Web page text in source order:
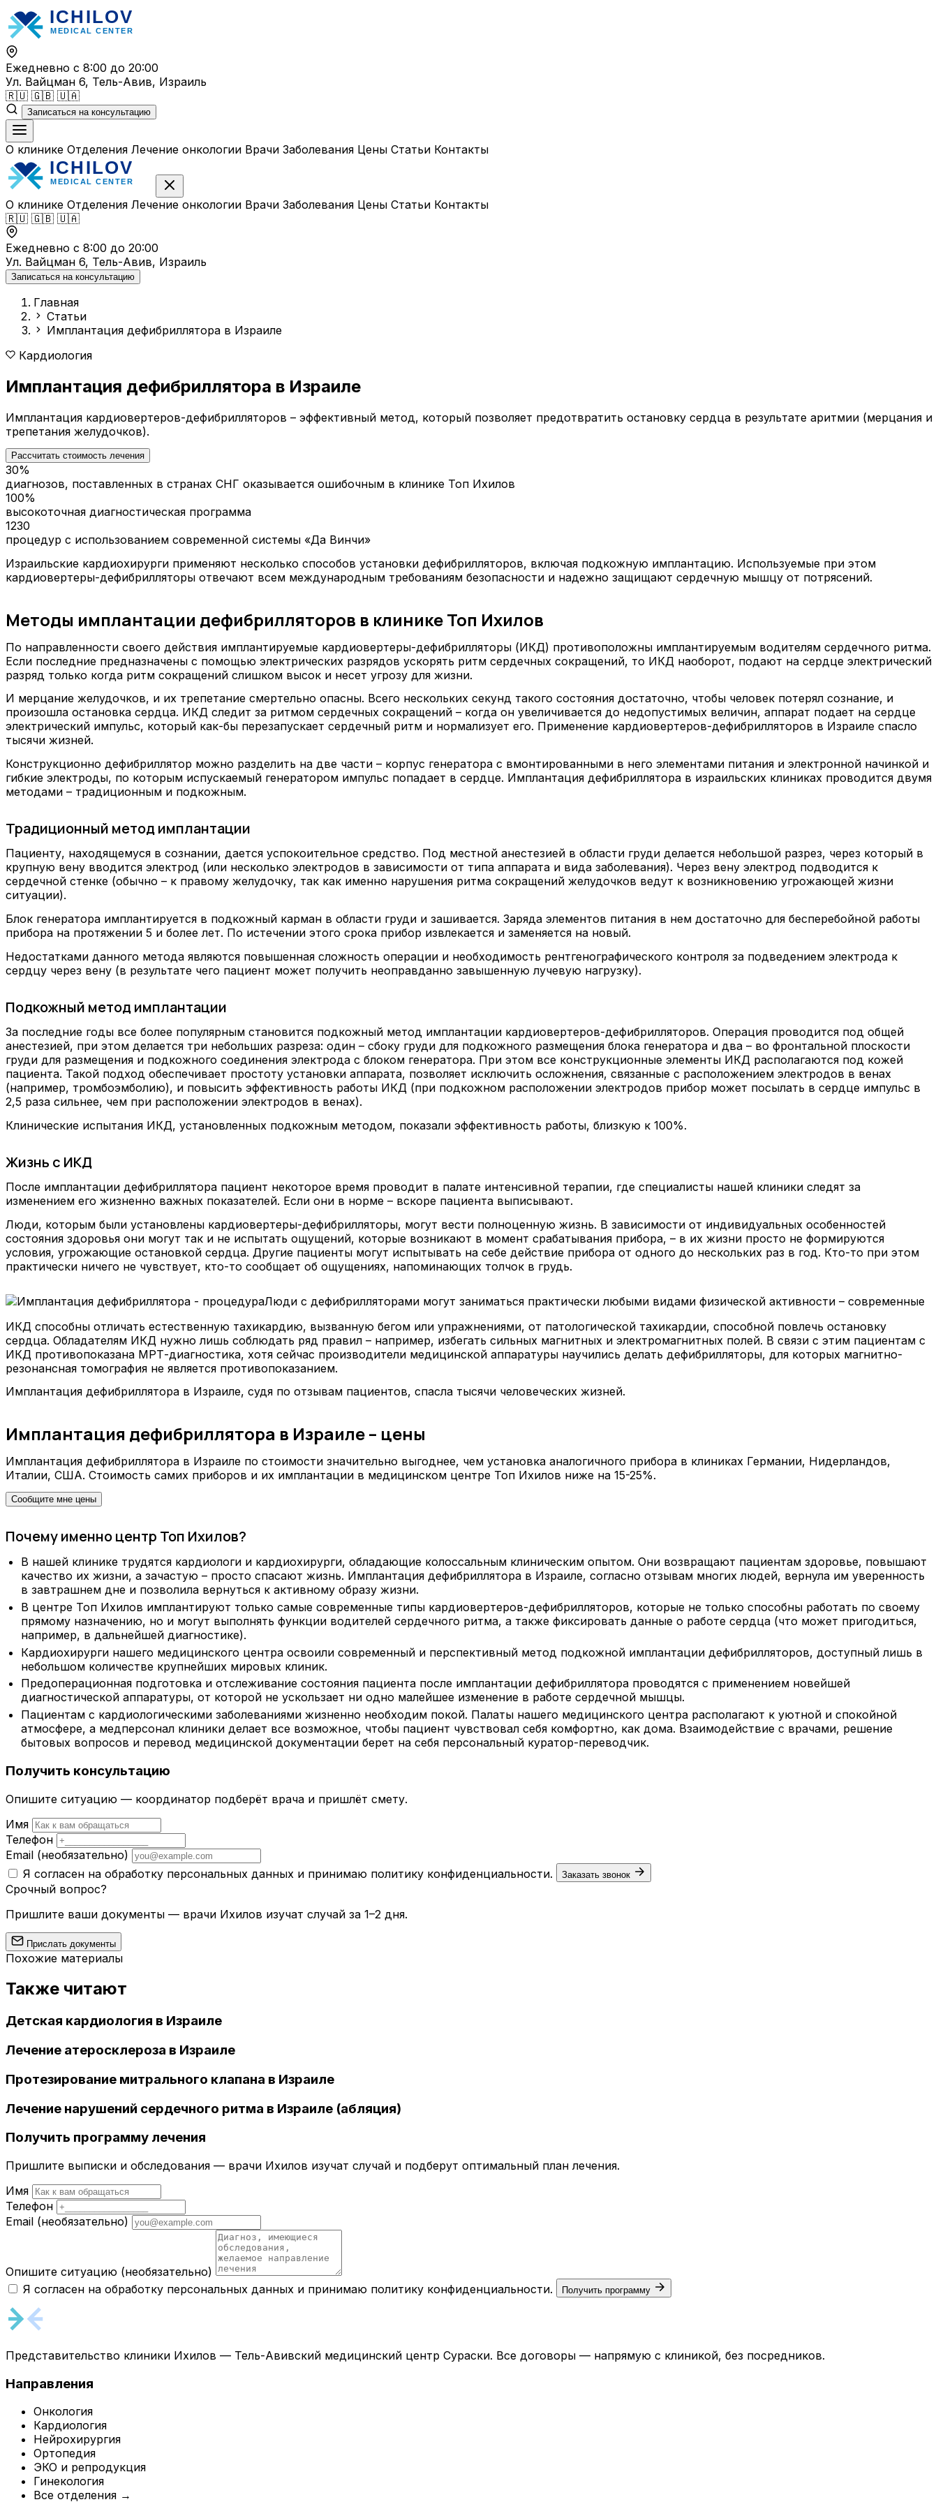
Перейти
к
содержимому
Ежедневно с 8:00 до 20:00
Ул. Вайцман 6, Тель-Авив, Израиль
🇷🇺 🇬🇧 🇺🇦
Записаться на консультацию
О клинике Отделения Лечение онкологии Врачи Заболевания Цены Статьи Контакты
О клинике Отделения Лечение онкологии Врачи Заболевания Цены Статьи Контакты
🇷🇺 🇬🇧 🇺🇦
Ежедневно с 8:00 до 20:00
Ул. Вайцман 6, Тель-Авив, Израиль
Записаться на консультацию
Главная
Статьи
Имплантация дефибриллятора в Израиле
Кардиология
Имплантация дефибриллятора в Израиле
Имплантация кардиовертеров-дефибрилляторов – эффективный метод, который позволяет предотвратить остановку сердца в результате аритмии (мерцания и
трепетания желудочков).
Рассчитать стоимость лечения
30%
диагнозов, поставленных в странах СНГ оказывается ошибочным в клинике Топ Ихилов
100%
высокоточная диагностическая программа
1230
процедур с использованием современной системы «Да Винчи»
Израильские кардиохирурги применяют несколько способов установки дефибрилляторов, включая подкожную имплантацию. Используемые при этом
кардиовертеры-дефибрилляторы отвечают всем международным требованиям безопасности и надежно защищают сердечную мышцу от потрясений.
Методы имплантации дефибрилляторов в клинике Топ Ихилов
По направленности своего действия имплантируемые кардиовертеры-дефибрилляторы (ИКД) противоположны имплантируемым водителям сердечного ритма.
Если последние предназначены с помощью электрических разрядов ускорять ритм сердечных сокращений, то ИКД наоборот, подают на сердце электрический
разряд только когда ритм сокращений слишком высок и несет угрозу для жизни.
И мерцание желудочков, и их трепетание смертельно опасны. Всего нескольких секунд такого состояния достаточно, чтобы человек потерял сознание, и
произошла остановка сердца. ИКД следит за ритмом сердечных сокращений – когда он увеличивается до недопустимых величин, аппарат подает на сердце
электрический импульс, который как-бы перезапускает сердечный ритм и нормализует его. Применение кардиовертеров-дефибрилляторов в Израиле спасло
тысячи жизней.
Конструкционно дефибриллятор можно разделить на две части – корпус генератора с вмонтированными в него элементами питания и электронной начинкой и
гибкие электроды, по которым испускаемый генератором импульс попадает в сердце. Имплантация дефибриллятора в израильских клиниках проводится двумя
методами – традиционным и подкожным.
Традиционный метод имплантации
Пациенту, находящемуся в сознании, дается успокоительное средство. Под местной анестезией в области груди делается небольшой разрез, через который в
крупную вену вводится электрод (или несколько электродов в зависимости от типа аппарата и вида заболевания). Через вену электрод подводится к
сердечной стенке (обычно – к правому желудочку, так как именно нарушения ритма сокращений желудочков ведут к возникновению угрожающей жизни
ситуации).
Блок генератора имплантируется в подкожный карман в области груди и зашивается. Заряда элементов питания в нем достаточно для бесперебойной работы
прибора на протяжении 5 и более лет. По истечении этого срока прибор извлекается и заменяется на новый.
Недостатками данного метода являются повышенная сложность операции и необходимость рентгенографического контроля за подведением электрода к
сердцу через вену (в результате чего пациент может получить неоправданно завышенную лучевую нагрузку).
Подкожный метод имплантации
За последние годы все более популярным становится подкожный метод имплантации кардиовертеров-дефибрилляторов. Операция проводится под общей
анестезией, при этом делается три небольших разреза: один – сбоку груди для подкожного размещения блока генератора и два – во фронтальной плоскости
груди для размещения и подкожного соединения электрода с блоком генератора. При этом все конструкционные элементы ИКД располагаются под кожей
пациента. Такой подход обеспечивает простоту установки аппарата, позволяет исключить осложнения, связанные с расположением электродов в венах
(например, тромбоэмболию), и повысить эффективность работы ИКД (при подкожном расположении электродов прибор может посылать в сердце импульс в
2,5 раза сильнее, чем при расположении электродов в венах).
Клинические испытания ИКД, установленных подкожным методом, показали эффективность работы, близкую к 100%.
Жизнь с ИКД
После имплантации дефибриллятора пациент некоторое время проводит в палате интенсивной терапии, где специалисты нашей клиники следят за
изменением его жизненно важных показателей. Если они в норме – вскоре пациента выписывают.
Люди, которым были установлены кардиовертеры-дефибрилляторы, могут вести полноценную жизнь. В зависимости от индивидуальных особенностей
состояния здоровья они могут так и не испытать ощущений, которые возникают в момент срабатывания прибора, – в их жизни просто не формируются
условия, угрожающие остановкой сердца. Другие пациенты могут испытывать на себе действие прибора от одного до нескольких раз в год. Кто-то при этом
практически ничего не чувствует, кто-то сообщает об ощущениях, напоминающих толчок в грудь.
Люди с дефибрилляторами могут заниматься практически любыми видами физической активности – современные
ИКД способны отличать естественную тахикардию, вызванную бегом или упражнениями, от патологической тахикардии, способной повлечь остановку
сердца. Обладателям ИКД нужно лишь соблюдать ряд правил – например, избегать сильных магнитных и электромагнитных полей. В связи с этим пациентам с
ИКД противопоказана МРТ-диагностика, хотя сейчас производители медицинской аппаратуры научились делать дефибрилляторы, для которых магнитно-
резонансная томография не является противопоказанием.
Имплантация дефибриллятора в Израиле, судя по отзывам пациентов, спасла тысячи человеческих жизней.
Имплантация дефибриллятора в Израиле – цены
Имплантация дефибриллятора в Израиле по стоимости значительно выгоднее, чем установка аналогичного прибора в клиниках Германии, Нидерландов,
Италии, США. Стоимость самих приборов и их имплантации в медицинском центре Топ Ихилов ниже на 15-25%.
Сообщите мне цены
Почему именно центр Топ Ихилов?
В нашей клинике трудятся кардиологи и кардиохирурги, обладающие колоссальным клиническим опытом. Они возвращают пациентам здоровье, повышают
качество их жизни, а зачастую – просто спасают жизнь. Имплантация дефибриллятора в Израиле, согласно отзывам многих людей, вернула им уверенность
в завтрашнем дне и позволила вернуться к активному образу жизни.
В центре Топ Ихилов имплантируют только самые современные типы кардиовертеров-дефибрилляторов, которые не только способны работать по своему
прямому назначению, но и могут выполнять функции водителей сердечного ритма, а также фиксировать данные о работе сердца (что может пригодиться,
например, в дальнейшей диагностике).
Кардиохирурги нашего медицинского центра освоили современный и перспективный метод подкожной имплантации дефибрилляторов, доступный лишь в
небольшом количестве крупнейших мировых клиник.
Предоперационная подготовка и отслеживание состояния пациента после имплантации дефибриллятора проводятся с применением новейшей
диагностической аппаратуры, от которой не ускользает ни одно малейшее изменение в работе сердечной мышцы.
Пациентам с кардиологическими заболеваниями жизненно необходим покой. Палаты нашего медицинского центра располагают к уютной и спокойной
атмосфере, а медперсонал клиники делает все возможное, чтобы пациент чувствовал себя комфортно, как дома. Взаимодействие с врачами, решение
бытовых вопросов и перевод медицинской документации берет на себя персональный куратор-переводчик.
Получить консультацию
Опишите ситуацию — координатор подберёт врача и пришлёт смету.
Имя
Телефон
Email (необязательно)
Я согласен на обработку персональных данных и принимаю политику конфиденциальности. Заказать звонок
Срочный вопрос?
Пришлите ваши документы — врачи Ихилов изучат случай за 1–2 дня.
Прислать документы
Похожие материалы
Также читают
Детская кардиология в Израиле
Лечение атеросклероза в Израиле
Протезирование митрального клапана в Израиле
Лечение нарушений сердечного ритма в Израиле (абляция)
Получить программу лечения
Пришлите выписки и обследования — врачи Ихилов изучат случай и подберут оптимальный план лечения.
Имя
Телефон
Email (необязательно)
Опишите ситуацию (необязательно)
Я согласен на обработку персональных данных и принимаю политику конфиденциальности. Получить программу
Представительство клиники Ихилов — Тель-Авивский медицинский центр Сураски. Все договоры — напрямую с клиникой, без посредников.
Направления
Онкология
Кардиология
Нейрохирургия
Ортопедия
ЭКО и репродукция
Гинекология
Все отделения →